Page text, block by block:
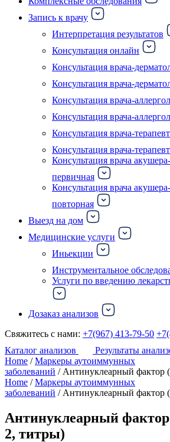
Запись к врачу
Интерпретация результатов
Консультация онлайн
Консультация врача-
Консультация врача-
Консультация врача-
Консультация врача-
Консультация врача-
Консультация врача-
Консультация врача
первичная
Консультация врача
повторная
Выезд на дом
Медицинские услуги
Иньекции
Инструментальное
Услуги по введению
Дозаказ анализов
Свяжитесь с нами: +7(967) 413-79-50
Каталог анализов
Результаты
Home /Маркеры аутоиммунных
заболеваний / Антинуклеарный
Home /Маркеры аутоиммунных
заболеваний / Антинуклеарный
Антинуклеарный
2, титры)